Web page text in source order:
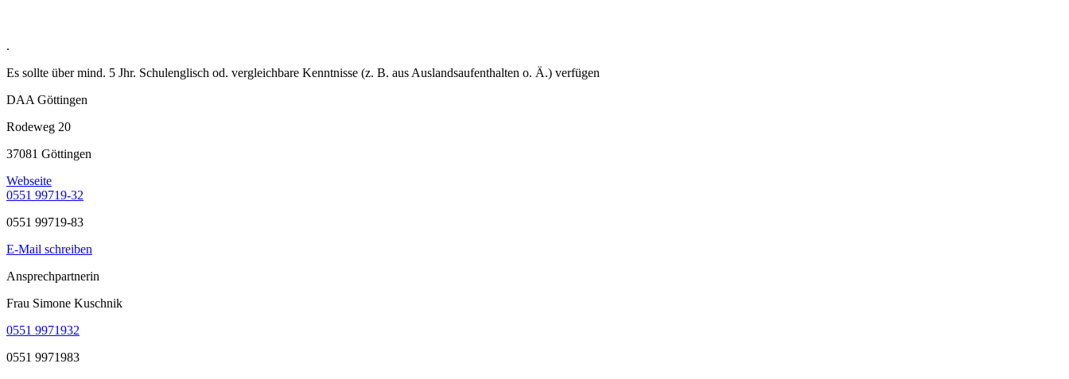
.
Es sollte über mind. 5 Jhr. Schulenglisch od. vergleichbare Kenntnisse (z. B. aus Auslandsaufenthalten o. Ä.) verfügen
DAA Göttingen
Rodeweg 20
37081 Göttingen
Webseite
0551 99719-32
0551 99719-83
E-Mail schreiben
Ansprechpartnerin
Frau Simone Kuschnik
0551 9971932
0551 9971983